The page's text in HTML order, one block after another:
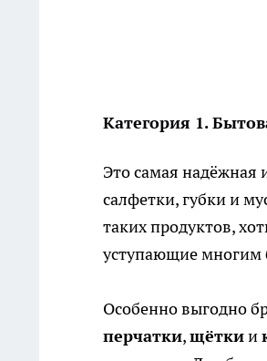
Категория 1.
Это самая надёжная
салфетки, губки и
таких продуктов,
уступающие
Особенно выгодно
перчатки,щёткии